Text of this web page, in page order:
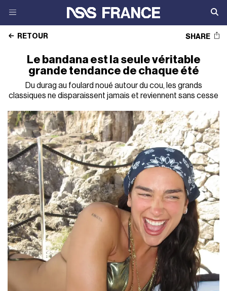
RETOUR SHARE
Le bandana est la seule véritable
grande tendance de chaque été
Du durag au foulard noué autour du cou, les grands
classiques ne disparaissent jamais et reviennent sans cesse